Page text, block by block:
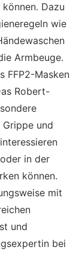
Dazu
wie
Armbeuge.
FFP2-Masken
Robert-
und
in der
können.
mit
und
bei